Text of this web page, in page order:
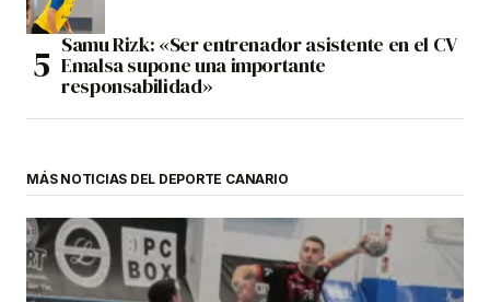
Samu Rizk: «Ser entrenador asistente en el CV
Emalsa supone una importante
responsabilidad»
MÁS NOTICIAS DEL DEPORTE CANARIO